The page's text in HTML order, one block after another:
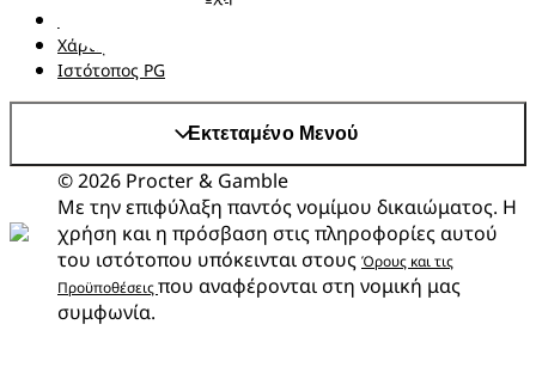
Χάρτης ιστότοπου
Ιστότοπος PG
Εκτεταμένο Μενού
© 2026 Procter & Gamble
Με την επιφύλαξη παντός νομίμου δικαιώματος. Η
χρήση και η πρόσβαση στις πληροφορίες αυτού
του ιστότοπου υπόκεινται στους Όρους και τις
Προϋποθέσειςπου αναφέρονται στη νομική μας
συμφωνία.